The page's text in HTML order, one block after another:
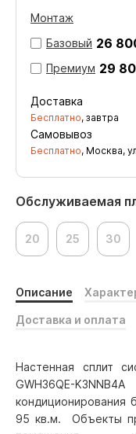
Обслуживаемая
20 25 30
Монтаж
Базовый 26
Премиум 29
Доставка
Бесплатно, завтра
Самовывоз
Бесплатно, Москва,
Описание
Доставка и оплата
Настенная сплит
GWH36QE-
кондиционирования
95 кв.м. Объекты